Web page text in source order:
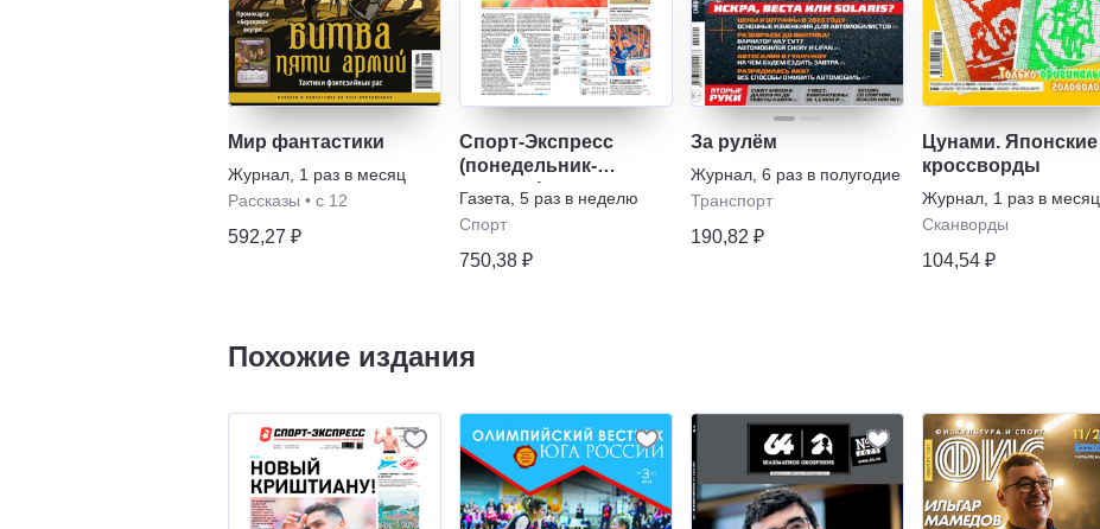
Мир фантастики
Журнал 1 раз в месяц
Рассказы • с 12
592,27 ₽
Спорт-Экспресс
(понедельник-
пятница)
Газета 5 раз в неделю
Спорт
750,38 ₽
За рулём
Журнал 6 раз в полугодие
Транспорт
190,82 ₽
Цунами. Японские
кроссворды
Журнал 1 раз в месяц
Сканворды
104,54 ₽
Похожие издания